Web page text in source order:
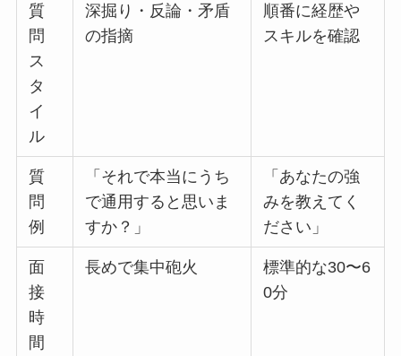
質
問
ス
タ
イ
ル
深掘り・反論・矛盾
の指摘
順番に経歴や
スキルを確認
質
問
例
「それで本当にうち
で通用すると思いま
すか？」
「あなたの強
みを教えてく
ださい」
面
接
時
間
長めで集中砲火
標準的な30〜6
0分